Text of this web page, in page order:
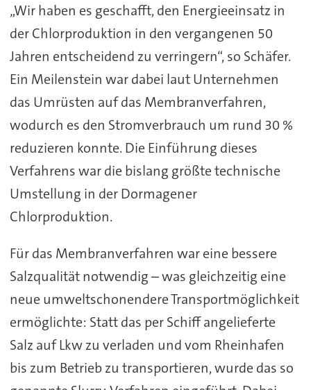
„Wir haben es geschafft, den Energieeinsatz in
der Chlorproduktion in den vergangenen 50
Jahren entscheidend zu verringern“, so Schäfer.
Ein Meilenstein war dabei laut Unternehmen
das Umrüsten auf das Membranverfahren,
wodurch es den Stromverbrauch um rund 30 %
reduzieren konnte. Die Einführung dieses
Verfahrens war die bislang größte technische
Umstellung in der Dormagener
Chlorproduktion.
Für das Membranverfahren war eine bessere
Salzqualität notwendig – was gleichzeitig eine
neue umweltschonendere Transportmöglichkeit
ermöglichte: Statt das per Schiff angelieferte
Salz auf Lkw zu verladen und vom Rheinhafen
bis zum Betrieb zu transportieren, wurde das so